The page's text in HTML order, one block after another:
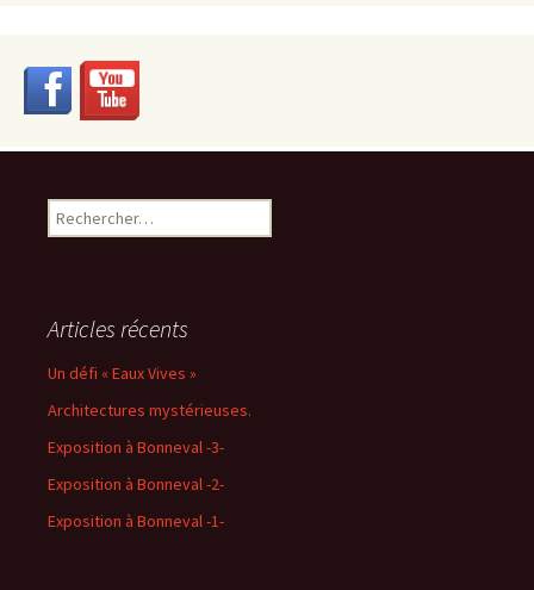
Rechercher :
Articles récents
Un défi « Eaux Vives »
Architectures mystérieuses.
Exposition à Bonneval -3-
Exposition à Bonneval -2-
Exposition à Bonneval -1-